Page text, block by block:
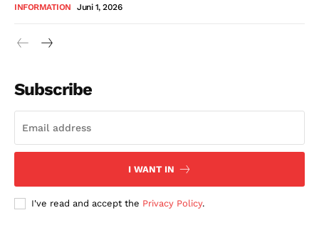
INFORMATION Juni 1, 2026
Subscribe
I WANT IN
I've read and accept the Privacy Policy.